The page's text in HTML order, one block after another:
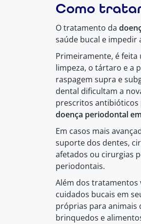
Como
O tratamento da
saúde bucal e impedir
Primeiramente, é feita
limpeza, o tártaro e a
raspagem supra e
dental dificultam a
prescritos antibióticos
doença periodontal
Em casos mais
suporte dos dentes,
afetados ou cirurgias
periodontais.
Além dos
cuidados bucais em
próprias para animais
brinquedos e